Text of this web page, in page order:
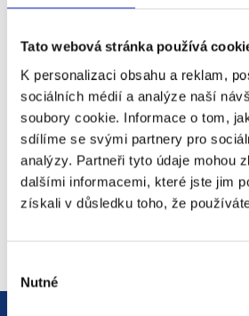
Tato webová stránka používá
K personalizaci obsahu a reklam,
sociálních médií a analýze naší
soubory cookie. Informace o tom,
sdílíme se svými partnery pro
analýzy. Partneři tyto údaje mohou
dalšími informacemi, které jste jim
získali v důsledku toho, že
souhlasu
Nutné
Přihlaste se k
mailing listu
Sem zadejte Váš email